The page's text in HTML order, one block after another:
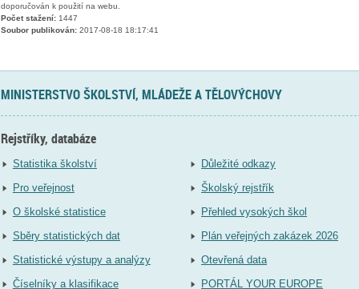
doporučován k použití na webu.
Počet stažení:1447
Soubor publikován:2017-08-18 18:17:41
MINISTERSTVO ŠKOLSTVÍ, MLÁDEŽE A TĚLOVÝCHOVY
Rejstříky, databáze
Statistika školství
Pro veřejnost
O školské statistice
Sběry statistických dat
Statistické výstupy a analýzy
Číselníky a klasifikace
Důležité odkazy
Školský rejstřík
Přehled vysokých škol
Plán veřejných zakázek 2026
Otevřená data
PORTÁL YOUR EUROPE